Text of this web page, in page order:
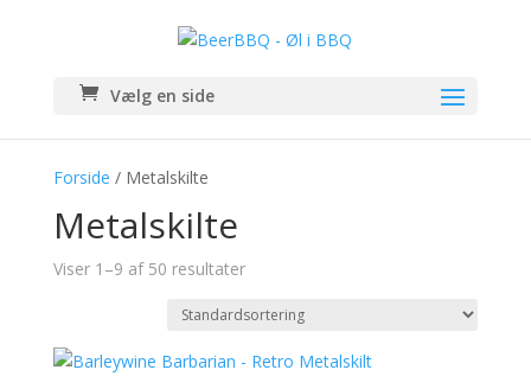
Vælg en side
Forside / Metalskilte
Metalskilte
Viser 1–9 af 50 resultater